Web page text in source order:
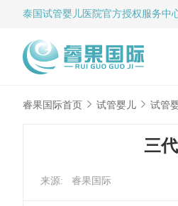
泰国试管婴儿 医院官方授权服务中
睿果国际首页 试管婴儿 试管
三
来源: 睿果国际